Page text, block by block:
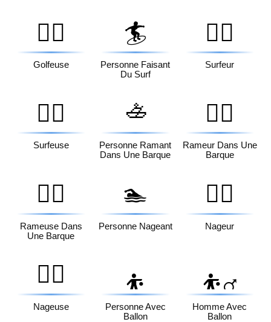
🏌️‍♀️
Golfeuse
🏄
Personne Faisant
Du Surf
🏄‍♂️
Surfeur
🏄‍♀️
Surfeuse
🚣
Personne Ramant
Dans Une Barque
🚣‍♂️
Rameur Dans Une
Barque
🚣‍♀️
Rameuse Dans
Une Barque
🏊
Personne Nageant
🏊‍♂️
Nageur
🏊‍♀️
Nageuse
⛹️
Personne Avec
Ballon
⛹️‍♂️
Homme Avec
Ballon